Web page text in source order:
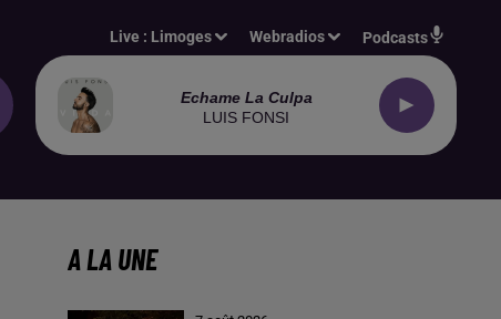
Live : Limoges Webradios Podcasts
Echame La Culpa
LUIS FONSI
A LA UNE